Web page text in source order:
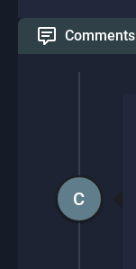
Comments
C